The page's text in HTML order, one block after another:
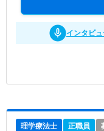
インタビ
理学療法士 正職員